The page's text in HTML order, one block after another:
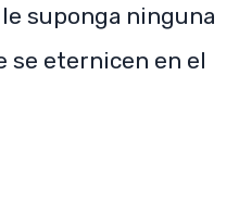
suponga ninguna
se eternicen en el